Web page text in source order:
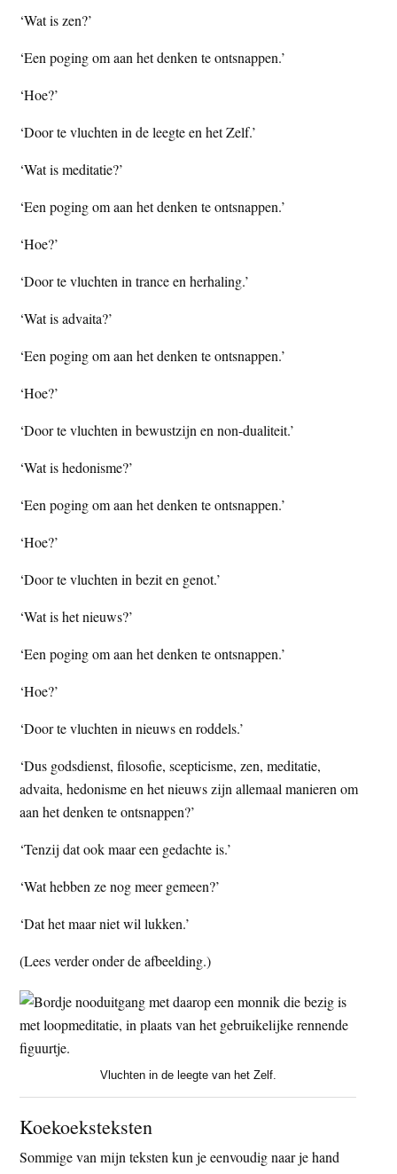
‘Wat is zen?’
‘Een poging om aan het denken te ontsnappen.’
‘Hoe?’
‘Door te vluchten in de leegte en het Zelf.’
‘Wat is meditatie?’
‘Een poging om aan het denken te ontsnappen.’
‘Hoe?’
‘Door te vluchten in trance en herhaling.’
‘Wat is advaita?’
‘Een poging om aan het denken te ontsnappen.’
‘Hoe?’
‘Door te vluchten in bewustzijn en non-dualiteit.’
‘Wat is hedonisme?’
‘Een poging om aan het denken te ontsnappen.’
‘Hoe?’
‘Door te vluchten in bezit en genot.’
‘Wat is het nieuws?’
‘Een poging om aan het denken te ontsnappen.’
‘Hoe?’
‘Door te vluchten in nieuws en roddels.’
‘Dus godsdienst, filosofie, scepticisme, zen, meditatie,
advaita, hedonisme en het nieuws zijn allemaal manieren om
aan het denken te ontsnappen?’
‘Tenzij dat ook maar een gedachte is.’
‘Wat hebben ze nog meer gemeen?’
‘Dat het maar niet wil lukken.’
(Lees verder onder de afbeelding.)
Vluchten in de leegte van het Zelf.
Koekoeksteksten
Sommige van mijn teksten kun je eenvoudig naar je hand